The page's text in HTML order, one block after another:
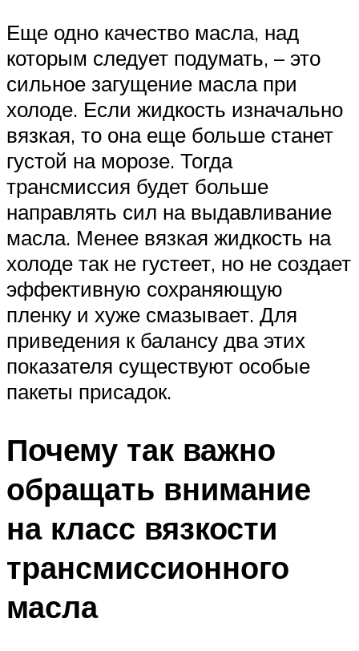
Еще одно качество масла, над
которым следует подумать, – это
сильное загущение масла при
холоде. Если жидкость изначально
вязкая, то она еще больше станет
густой на морозе. Тогда
трансмиссия будет больше
направлять сил на выдавливание
масла. Менее вязкая жидкость на
холоде так не густеет, но не создает
эффективную сохраняющую
пленку и хуже смазывает. Для
приведения к балансу два этих
показателя существуют особые
пакеты присадок.
Почему так важно
обращать внимание
на класс вязкости
трансмиссионного
масла